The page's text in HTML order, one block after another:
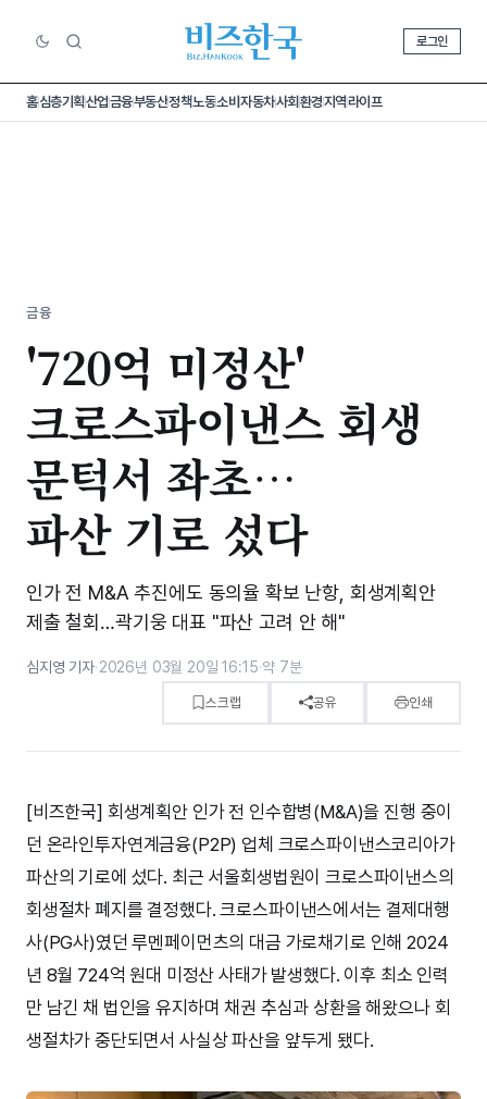
로그인
홈심층기획산업금융부동산정책노동소비 자동차사회환경지역라이프
금융
'720억 미정산'
크로스파이낸스 회생
문턱서 좌초…
파산 기로 섰다
인가 전 M&A 추진에도 동의율 확보 난항, 회생계획안
제출 철회…곽기웅 대표 "파산 고려 안 해"
심지영 기자·2026년 03월 20일 16:15·약 7분
스크랩 공유 인쇄
[비즈한국] 회생계획안 인가 전 인수합병(M&A)을 진행 중이
던 온라인투자연계금융(P2P) 업체 크로스파이낸스코리아가
파산의 기로에 섰다. 최근 서울회생법원이 크로스파이낸스의
회생절차 폐지를 결정했다. 크로스파이낸스에서는 결제대행
사(PG사)였던 루멘페이먼츠의 대금 가로채기로 인해 2024
년 8월 724억 원대 미정산 사태가 발생했다. 이후 최소 인력
만 남긴 채 법인을 유지하며 채권 추심과 상환을 해왔으나 회
생절차가 중단되면서 사실상 파산을 앞두게 됐다.